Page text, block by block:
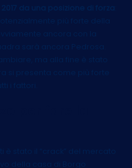
da una posizione di forza
più forte della
ancora con la
sarà ancora Pedrosa.
ma alla fine è stato
si presenta come più forte
i fattori.
è stato il “crack” del mercato
della casa di Borgo